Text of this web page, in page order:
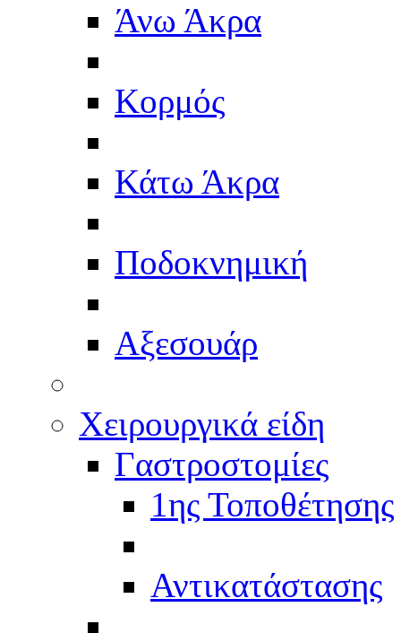
Άνω Άκρα
Κορμός
Κάτω Άκρα
Ποδοκνημική
Αξεσουάρ
Χειρουργικά είδη
Γαστροστομίες
1ης Τοποθέτησης
Αντικατάστασης